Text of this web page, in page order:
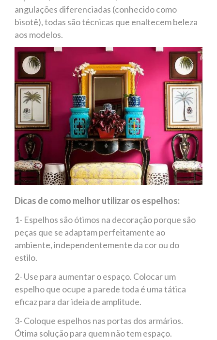
angulações diferenciadas (conhecido como
bisotê), todas são técnicas que enaltecem beleza
aos modelos.
Dicas de como melhor utilizar os espelhos:
1- Espelhos são ótimos na decoração porque são
peças que se adaptam perfeitamente ao
ambiente, independentemente da cor ou do
estilo.
2- Use para aumentar o espaço. Colocar um
espelho que ocupe a parede toda é uma tática
eficaz para dar ideia de amplitude.
3- Coloque espelhos nas portas dos armários.
Ótima solução para quem não tem espaço.